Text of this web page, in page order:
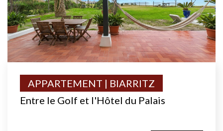
Entre le Golf et l'Hôtel du Palais
APPARTEMENT | BIARRITZ